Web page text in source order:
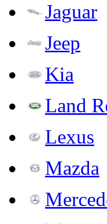
Jaguar
Jeep
Kia
Land
Lexus
Mazda